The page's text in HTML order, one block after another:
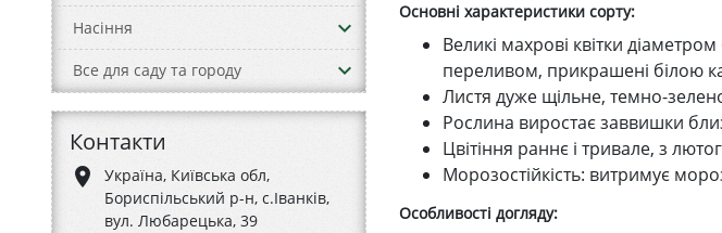
Насіння keyboard_arrow_down
Все для саду та городу keyboard_arrow_down
Контакти
place
Україна, Київська обл,
Бориспільський р-н, с.Іванків,
вул. Любарецька, 39
Основні характеристики сорту:
Великі махрові квітки
переливом, прикрашені білою
Листя дуже щільне, темно-
Рослина виростає заввишки
Цвітіння раннє і тривале, з
Морозостійкість: витримує
Особливості догляду: